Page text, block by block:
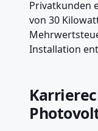
Privatkunden
von 30
Installation